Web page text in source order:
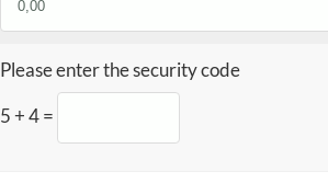
Please enter the security code
5 + 4 =